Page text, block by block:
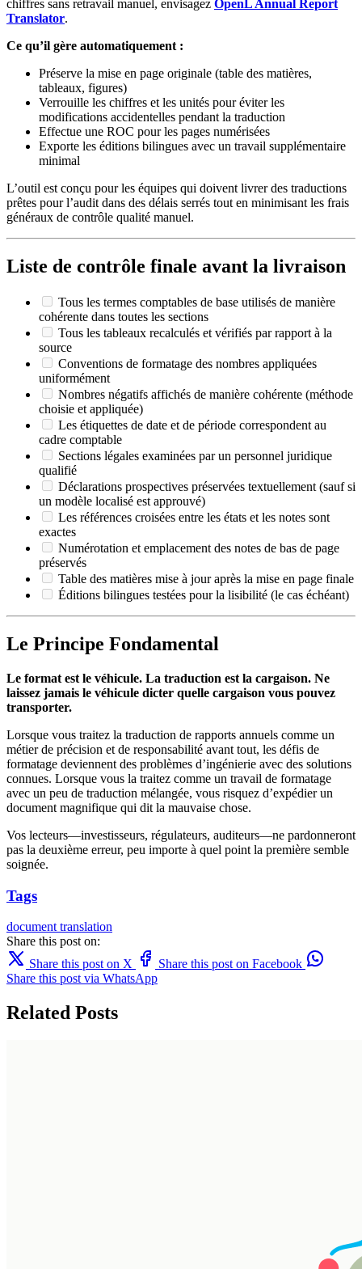
chiffres sans retravail manuel, envisagez OpenL Annual Report
Translator.
Ce qu’il gère automatiquement :
Préserve la mise en page originale (table des matières,
tableaux, figures)
Verrouille les chiffres et les unités pour éviter les
modifications accidentelles pendant la traduction
Effectue une ROC pour les pages numérisées
Exporte les éditions bilingues avec un travail supplémentaire
minimal
L’outil est conçu pour les équipes qui doivent livrer des traductions
prêtes pour l’audit dans des délais serrés tout en minimisant les frais
généraux de contrôle qualité manuel.
Liste de contrôle finale avant la livraison
Tous les termes comptables de base utilisés de manière
cohérente dans toutes les sections
Tous les tableaux recalculés et vérifiés par rapport à la
source
Conventions de formatage des nombres appliquées
uniformément
Nombres négatifs affichés de manière cohérente (méthode
choisie et appliquée)
Les étiquettes de date et de période correspondent au
cadre comptable
Sections légales examinées par un personnel juridique
qualifié
Déclarations prospectives préservées textuellement (sauf si
un modèle localisé est approuvé)
Les références croisées entre les états et les notes sont
exactes
Numérotation et emplacement des notes de bas de page
préservés
Table des matières mise à jour après la mise en page finale
Éditions bilingues testées pour la lisibilité (le cas échéant)
Le Principe Fondamental
Le format est le véhicule. La traduction est la cargaison. Ne
laissez jamais le véhicule dicter quelle cargaison vous pouvez
transporter.
Lorsque vous traitez la traduction de rapports annuels comme un
métier de précision et de responsabilité avant tout, les défis de
formatage deviennent des problèmes d’ingénierie avec des solutions
connues. Lorsque vous la traitez comme un travail de formatage
avec un peu de traduction mélangée, vous risquez d’expédier un
document magnifique qui dit la mauvaise chose.
Vos lecteurs—investisseurs, régulateurs, auditeurs—ne pardonneront
pas la deuxième erreur, peu importe à quel point la première semble
soignée.
Tags
document translation
Share this post on:
Share this post on X
Share this post on Facebook
Share this post via WhatsApp
Related Posts